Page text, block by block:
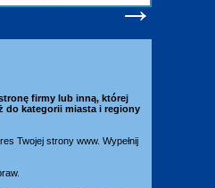
→
firmy lub inną, której
do kategorii miasta i regiony
Twojej strony www. Wypełnij